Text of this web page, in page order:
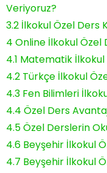
Veriyoruz?
3.2 İlkokul Özel Ders
4 Online İlkokul Özel
4.1 Matematik İlkokul
4.2 Türkçe İlkokul
4.3 Fen Bilimleri
4.4 Özel Ders
4.5Özel Derslerin
4.6 Beyşehir İlkokul
4.7 Beyşehir İlkokul